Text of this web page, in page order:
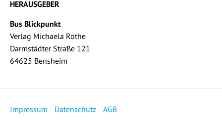
HERAUSGEBER
Bus Blickpunkt
Verlag Michaela Rothe
Darmstädter Straße 121
64625 Bensheim
Impressum Datenschutz
AGB